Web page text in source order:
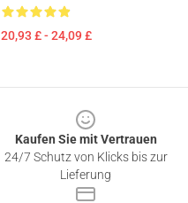
20,93 £ - 24,09 £
Kaufen Sie mit Vertrauen
24/7 Schutz von Klicks bis zur
Lieferung